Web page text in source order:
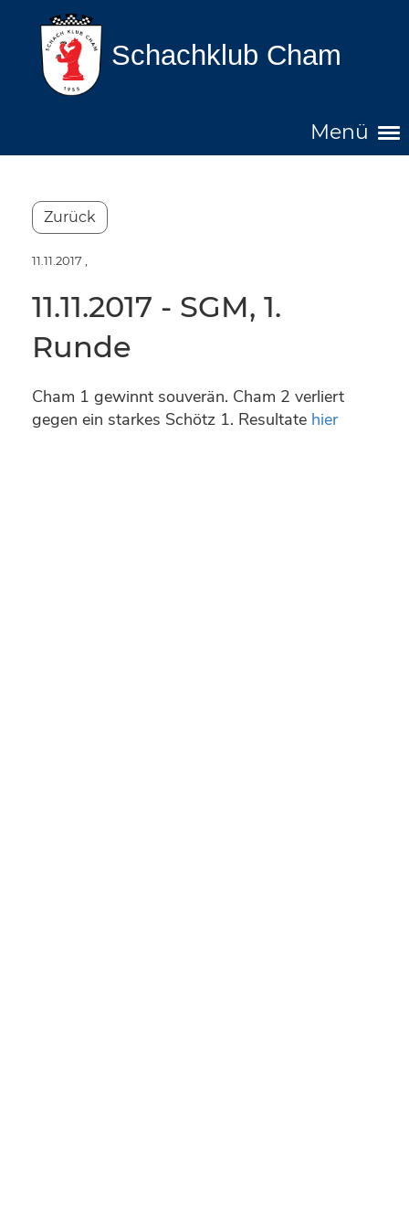
Schachklub Cham
Menü
Zurück
11.11.2017
11.11.2017 - SGM, 1.
Runde
Cham 1 gewinnt souverän. Cham 2 verliert
gegen ein starkes Schötz 1. Resultate hier